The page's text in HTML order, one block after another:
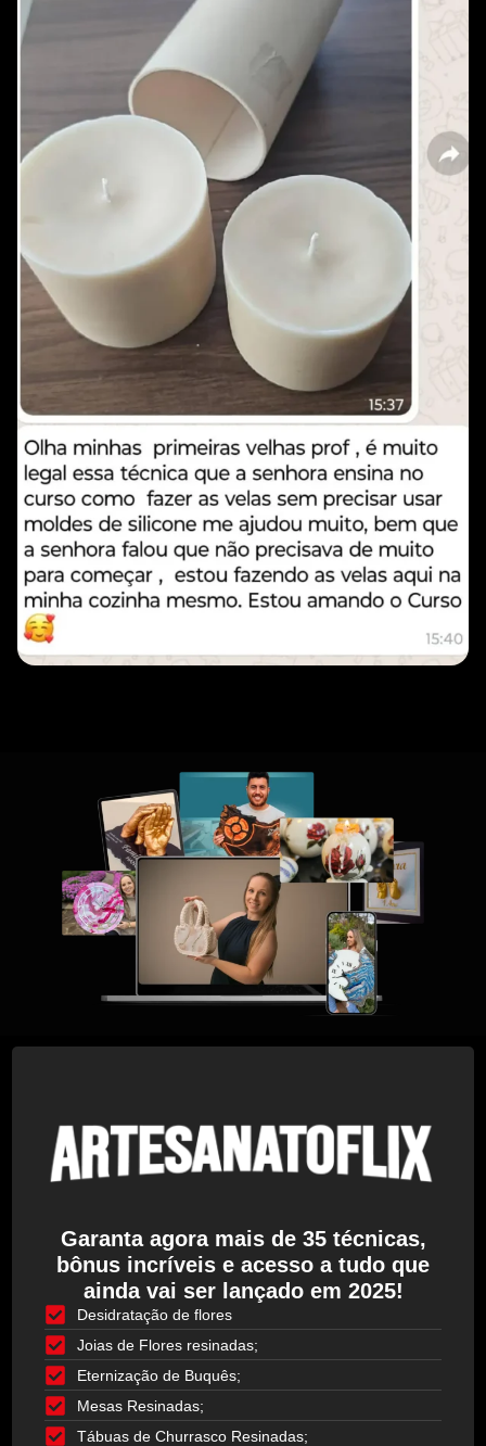
Garanta agora mais de 35 técnicas,
bônus incríveis e acesso a tudo que
ainda vai ser lançado em 2025!
Desidratação de flores
Joias de Flores resinadas;
Eternização de Buquês;
Mesas Resinadas;
Tábuas de Churrasco Resinadas;